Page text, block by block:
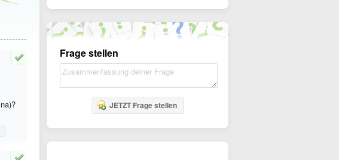
Frage stellen
JETZT Frage stellen